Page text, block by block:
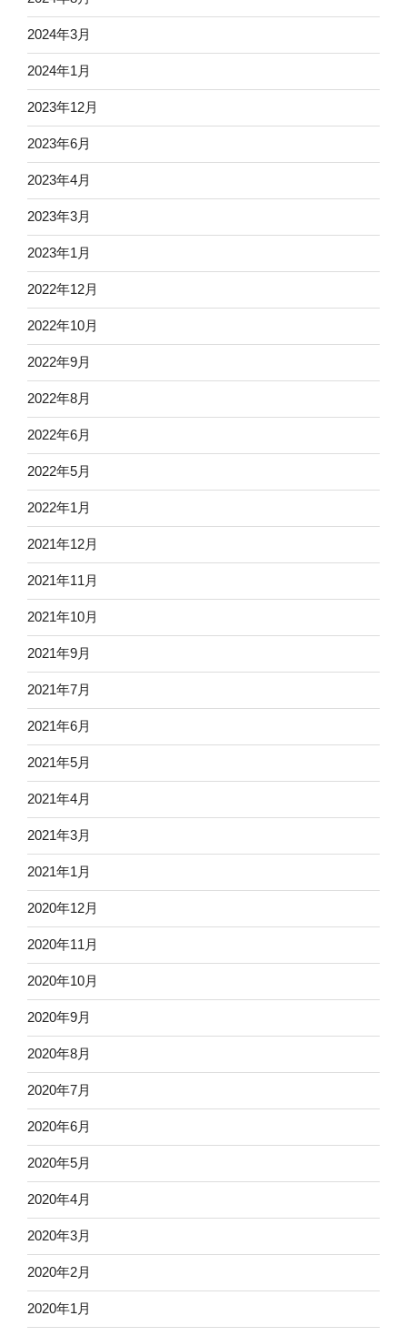
2024年3月
2024年1月
2023年12月
2023年6月
2023年4月
2023年3月
2023年1月
2022年12月
2022年10月
2022年9月
2022年8月
2022年6月
2022年5月
2022年1月
2021年12月
2021年11月
2021年10月
2021年9月
2021年7月
2021年6月
2021年5月
2021年4月
2021年3月
2021年1月
2020年12月
2020年11月
2020年10月
2020年9月
2020年8月
2020年7月
2020年6月
2020年5月
2020年4月
2020年3月
2020年2月
2020年1月